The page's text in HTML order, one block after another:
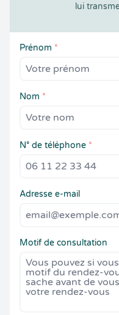
lui
Prénom *
Nom *
N° de téléphone *
Adresse e-mail
Motif de consultation